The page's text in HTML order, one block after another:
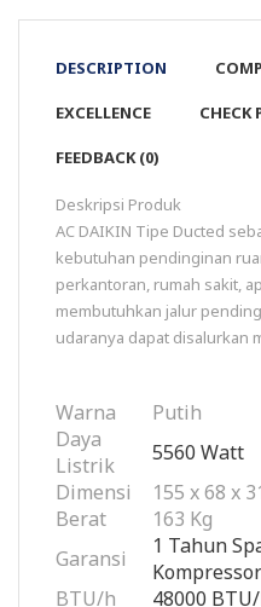
DESCRIPTION
EXCELLENCE CHECK
FEEDBACK (0)
Deskripsi Produk
AC DAIKIN Tipe Ducted
kebutuhan pendinginan
perkantoran, rumah sakit,
membutuhkan jalur
udaranya dapat disalurkan
Warna
Putih
Daya
Listrik
5560 Watt
Dimensi
155 x 68 x
Berat
163 Kg
Garansi
1 Tahun
Kompressor
BTU/h
48000